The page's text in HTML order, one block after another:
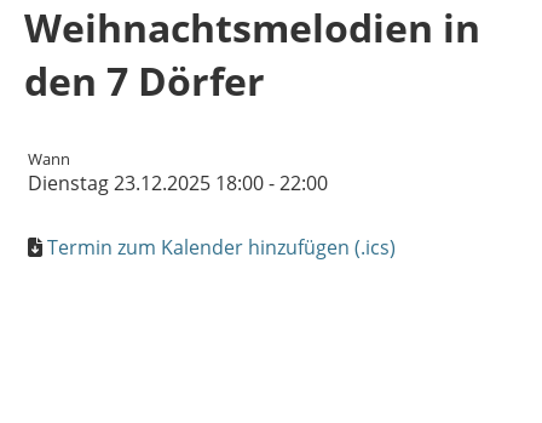
Weihnachtsmelodien in
den 7 Dörfer
Wann
Dienstag 23.12.2025 18:00 - 22:00
Termin zum Kalender hinzufügen (.ics)